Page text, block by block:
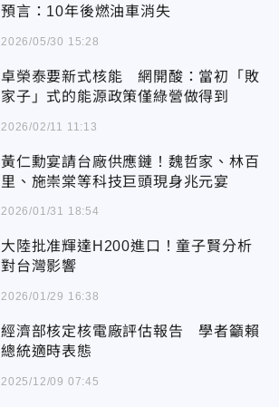
預言：10年後燃油車消失
2026/05/30 15:28
卓榮泰要新式核能 網開酸：當初「敗
家子」式的能源政策僅綠營做得到
2026/02/11 11:13
黃仁勳宴請台廠供應鏈！魏哲家、林百
里、施崇棠等科技巨頭現身兆元宴
2026/01/31 18:54
大陸批准輝達H200進口！童子賢分析
對台灣影響
2026/01/29 16:38
經濟部核定核電廠評估報告 學者籲賴
總統適時表態
2025/12/09 07:45